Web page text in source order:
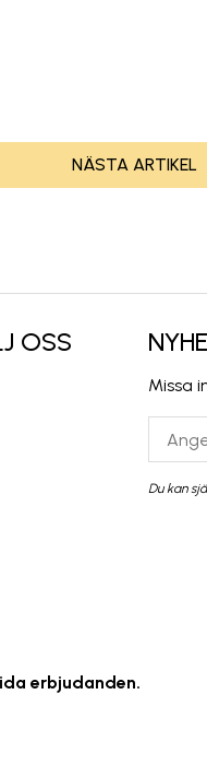
NÄSTA ARTIKEL
OSS
Missa
Du kan
erbjudanden.